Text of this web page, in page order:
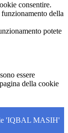
consentire.
della
potete
essere
della cookie
'IQBAL MASIH'